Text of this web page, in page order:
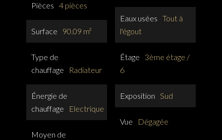
Pièces 4 pièces
Surface 90.09 m²
Type de
chauffage
Radiateur
Énergie de
chauffage
Electrique
Moyen de
Eaux usées Tout à
l'égout
Étage
3ème étage /
6
Exposition Sud
Vue Dégagée